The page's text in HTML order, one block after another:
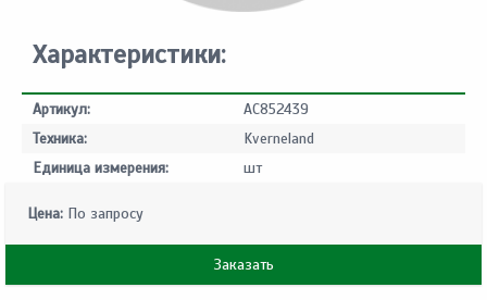
Характеристики:
Артикул:
AC852439
Техника:
Kverneland
Единица измерения:
шт
Цена: По запросу
Заказать